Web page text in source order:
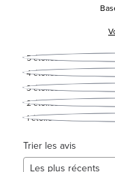
5étoiles
4étoiles
3étoiles
2étoiles
1étoile
Trier les avis